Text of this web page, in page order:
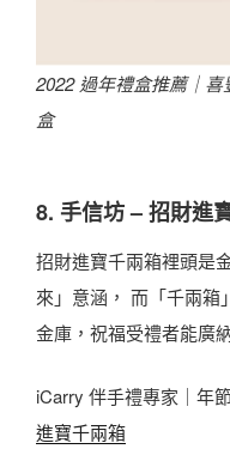
2022 過年禮盒推薦｜
盒
8. 手信坊 – 招財進
招財進寶千兩箱裡頭是
來」意涵， 而「千兩箱
金庫，祝福受禮者能廣
iCarry 伴手禮專家｜年
進寶千兩箱